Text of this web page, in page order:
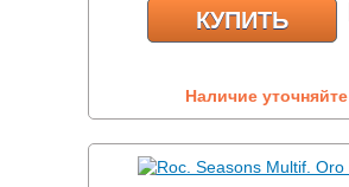
КУПИТЬ
Наличие уточняйте